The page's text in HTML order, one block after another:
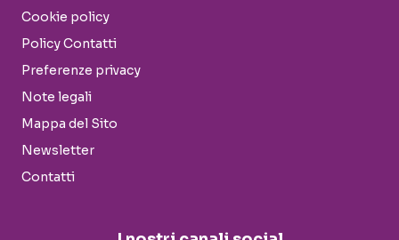
Cookie policy
Policy Contatti
Preferenze privacy
Note legali
Mappa del Sito
Newsletter
Contatti